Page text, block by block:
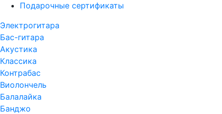
Подарочные сертификаты
Электрогитара
Бас-гитара
Акустика
Классика
Контрабас
Виолончель
Балалайка
Банджо